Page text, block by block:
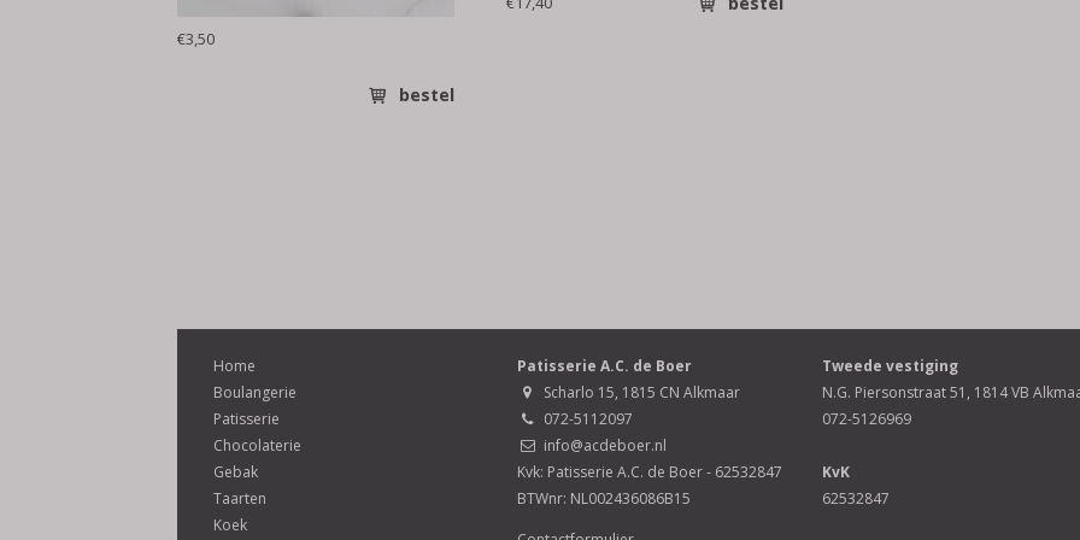
€3,50
bestel
Home
Boulangerie
Patisserie
Chocolaterie
Gebak
Taarten
Koek
Patisserie A.C. de Boer
Scharlo 15, 1815 CN Alkmaar
072-5112097
info@acdeboer.nl
Kvk: Patisserie A.C. de Boer - 62532847
BTWnr: NL002436086B15
Tweede vestiging
N.G. Piersonstraat 51, 1814 VB
072-5126969
KvK
62532847